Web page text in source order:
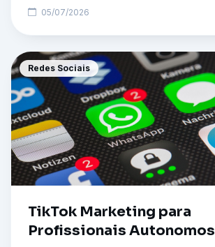
05/07/2026
Redes Sociais
TikTok Marketing para
Profissionais Autonomos